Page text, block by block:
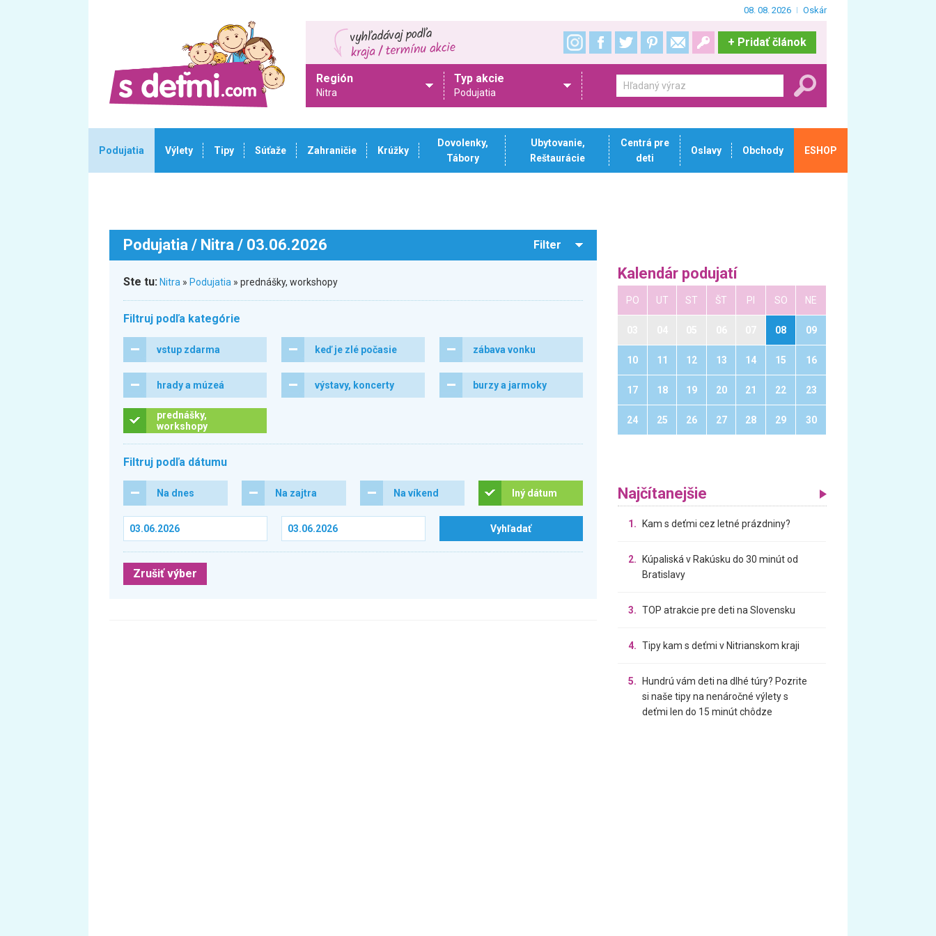
08. 08. 2026 Oskár
+ Pridať článok
Región
Nitra
Typ akcie
Podujatia
Podujatia Výlety Tipy Súťaže Zahraničie Krúžky
Dovolenky,
Tábory
Ubytovanie,
Reštaurácie
Centrá pre
deti
Oslavy Obchody ESHOP
Podujatia / Nitra / 03.06.2026 Filter
Ste tu: Nitra » Podujatia » prednášky, workshopy
Filtruj podľa kategórie
vstup zdarma keď je zlé počasie zábava vonku
hrady a múzeá výstavy, koncerty burzy a jarmoky
prednášky,
workshopy
Filtruj podľa dátumu
Na dnes Na zajtra Na víkend Iný dátum
Zrušiť výber
Kalendár podujatí
PO UT ST ŠT PI SO NE
08 09
10 11 12 13 14 15 16
17 18 19 20 21 22 23
24 25 26 27 28 29 30
Najčítanejšie
1. Kam s deťmi cez letné prázdniny?
2.
Kúpaliská v Rakúsku do 30 minút od
Bratislavy
3. TOP atrakcie pre deti na Slovensku
4. Tipy kam s deťmi v Nitrianskom kraji
5.
Hundrú vám deti na dlhé túry? Pozrite
si naše tipy na nenáročné výlety s
deťmi len do 15 minút chôdze